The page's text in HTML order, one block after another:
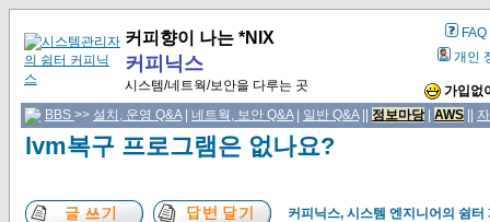
커피향이 나는 *NIX
커피닉스
시스템/네트웍/보안을 다루는 곳
FAQ
개인
가입없
BBS >> 설치, 운영 Q&A| 네트웍, 보안 Q&A| 일반 Q&A|| 정보마당| AWS
lvm복구 프로그램은 없나요?
커피닉스, 시스템 엔지니어의 쉼터